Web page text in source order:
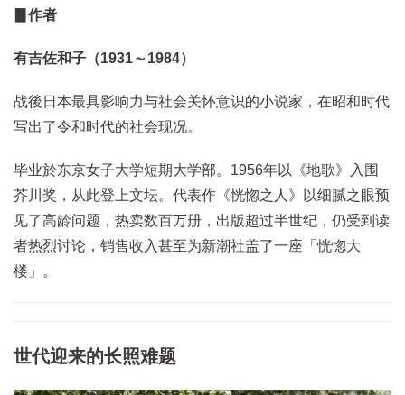
▊作者
有吉佐和子（1931～1984）
战後日本最具影响力与社会关怀意识的小说家，在昭和时代
写出了令和时代的社会现况。
毕业於东京女子大学短期大学部。1956年以《地歌》入围
芥川奖，从此登上文坛。代表作《恍惚之人》以细腻之眼预
见了高龄问题，热卖数百万册，出版超过半世纪，仍受到读
者热烈讨论，销售收入甚至为新潮社盖了一座「恍惚大
楼」。
世代迎来的长照难题